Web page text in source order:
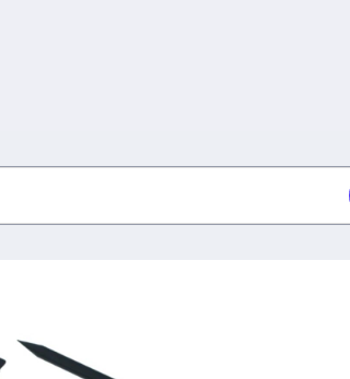
OVALTECH 11.4v / 55wh para Apple
(M1 - 2020) 4800Wh -